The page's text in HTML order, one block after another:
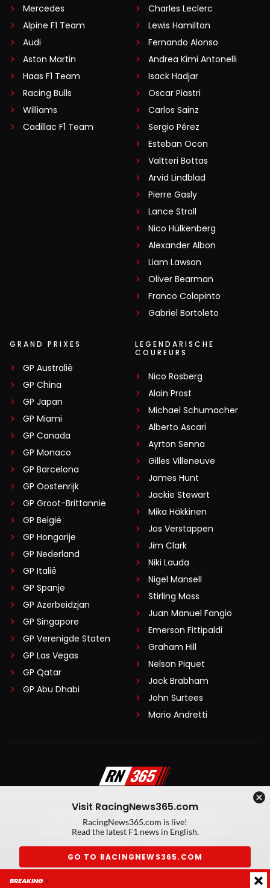
Mercedes
Alpine F1 Team
Audi
Aston Martin
Haas F1 Team
Racing Bulls
Williams
Cadillac F1 Team
Charles Leclerc
Lewis Hamilton
Fernando Alonso
Andrea Kimi Antonelli
Isack Hadjar
Oscar Piastri
Carlos Sainz
Sergio Pérez
Esteban Ocon
Valtteri Bottas
Arvid Lindblad
Pierre Gasly
Lance Stroll
Nico Hülkenberg
Alexander Albon
Liam Lawson
Oliver Bearman
Franco Colapinto
Gabriel Bortoleto
GRAND PRIXES
GP Australië
GP China
GP Japan
GP Miami
GP Canada
GP Monaco
GP Barcelona
GP Oostenrijk
GP Groot-Brittannië
GP België
GP Hongarije
GP Nederland
GP Italië
GP Spanje
GP Azerbeidzjan
GP Singapore
GP Verenigde Staten
GP Las Vegas
GP Qatar
GP Abu Dhabi
LEGENDARISCHE
COUREURS
Nico Rosberg
Alain Prost
Michael Schumacher
Alberto Ascari
Ayrton Senna
Gilles Villeneuve
James Hunt
Jackie Stewart
Mika Häkkinen
Jos Verstappen
Jim Clark
Niki Lauda
Nigel Mansell
Stirling Moss
Juan Manuel Fangio
Emerson Fittipaldi
Graham Hill
Nelson Piquet
Jack Brabham
John Surtees
Mario Andretti
Algemene voorwaarden
Privacy Policy
Created by On Your Marks
Privacy manager
Kansspeluitingen
Visit RacingNews365.com
RacingNews365.com is live!
Read the latest F1 news in English.
GO TO RACINGNEWS365.COM
BREAKING